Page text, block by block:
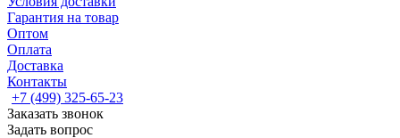
Гарантия на товар
Оптом
Оплата
Доставка
Контакты
+7 (499) 325-65-23
Заказать звонок
Задать вопрос